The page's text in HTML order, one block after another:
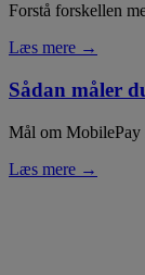
Forstå forskellen
Læs mere →
Sådan måler
Mål om MobilePay
Læs mere →